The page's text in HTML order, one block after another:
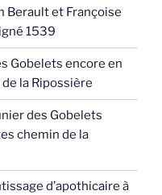
Berault et Françoise
1539
Gobelets encore en
la Ripossière
des Gobelets
chemin de la
d’apothicaire à